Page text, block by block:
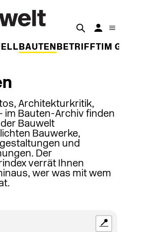
BAUTEN BETRIFFT IM
Architekturkritik,
im Bauten-Archiv finden
der Bauwelt
Bauwerke,
und
Der
verrät Ihnen
wer was mit wem
📍